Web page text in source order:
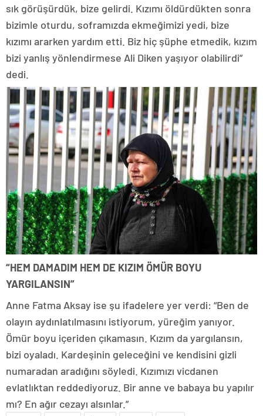
sık görüşürdük, bize gelirdi. Kızımı öldürdükten sonra
bizimle oturdu, soframızda ekmeğimizi yedi, bize
kızımı ararken yardım etti. Biz hiç şüphe etmedik, kızım
bizi yanlış yönlendirmese Ali Diken yaşıyor olabilirdi”
dedi.
“HEM DAMADIM HEM DE KIZIM ÖMÜR BOYU
YARGILANSIN”
Anne Fatma Aksay ise şu ifadelere yer verdi: “Ben de
olayın aydınlatılmasını istiyorum, yüreğim yanıyor.
Ömür boyu içeriden çıkamasın. Kızım da yargılansın,
bizi oyaladı. Kardeşinin geleceğini ve kendisini gizli
numaradan aradığını söyledi. Kızımızı vicdanen
evlatlıktan reddediyoruz. Bir anne ve babaya bu yapılır
mı? En ağır cezayı alsınlar.”